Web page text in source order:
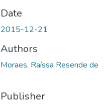
Date
2015-12-21
Authors
Moraes, Raíssa Resende de
Publisher